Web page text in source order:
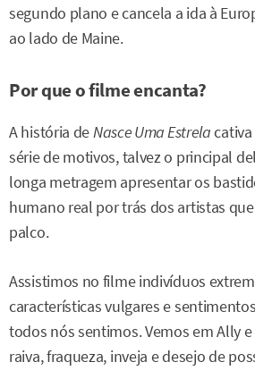
segundo plano e cancela a ida à
ao lado de Maine.
Por que o filme encanta?
A história deNasce Uma Estrela
série de motivos, talvez o principal
longa metragem apresentar os
humano real por trás dos artistas
palco.
Assistimos no filme indivíduos
características vulgares e
todos nós sentimos. Vemos em Ally
raiva, fraqueza, inveja e desejo de